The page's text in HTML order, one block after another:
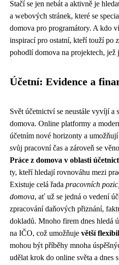
Stačí se jen nebát a aktivně je
a webových stránek, které se
domova pro programátory. A kdo
inspirací pro ostatní, kteří touží po
pohodlí domova na projektech, jež
Účetní: Evidence a
Svět účetnictví se neustále vyvíjí a
domova. Online platformy a
účetním nové horizonty a
svůj pracovní čas a zároveň se
Práce z domova v oblasti
ty, kteří hledají rovnováhu mezi
Existuje celá řada pracovních
domova, ať už se jedná o vedení
zpracování daňových přiznání,
dokladů. Mnoho firem dnes hledá
na IČO, což umožňuje větší
mohou být příběhy mnoha
udělat krok do online světa a dnes